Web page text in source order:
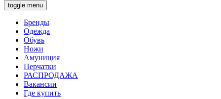
toggle menu
Бренды
Одежда
Обувь
Ножи
Амуниция
Перчатки
РАСПРОДАЖА
Вакансии
Где купить